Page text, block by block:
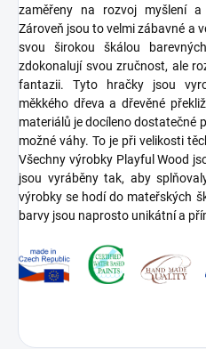
zaměřeny na rozvoj myšlení
Zároveň jsou to velmi zábavné a
svou širokou škálou
zdokonalují svou zručnost, ale
fantazii. Tyto hračky jsou
měkkého dřeva a dřevěné
materiálů je docíleno dostatečné
možné váhy. To je při velikosti
Všechny výrobky Playful Wood
jsou vyráběny tak, aby
výrobky se hodí do mateřských
barvy jsou naprosto unikátní a